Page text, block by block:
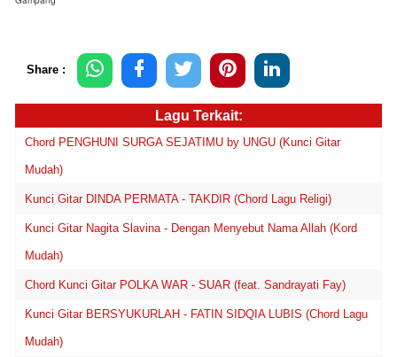
Share :
Lagu Terkait:
Chord PENGHUNI SURGA SEJATIMU by UNGU (Kunci Gitar
Mudah)
Kunci Gitar DINDA PERMATA - TAKDIR (Chord Lagu Religi)
Kunci Gitar Nagita Slavina - Dengan Menyebut Nama Allah (Kord
Mudah)
Chord Kunci Gitar POLKA WAR - SUAR (feat. Sandrayati Fay)
Kunci Gitar BERSYUKURLAH - FATIN SIDQIA LUBIS (Chord Lagu
Mudah)